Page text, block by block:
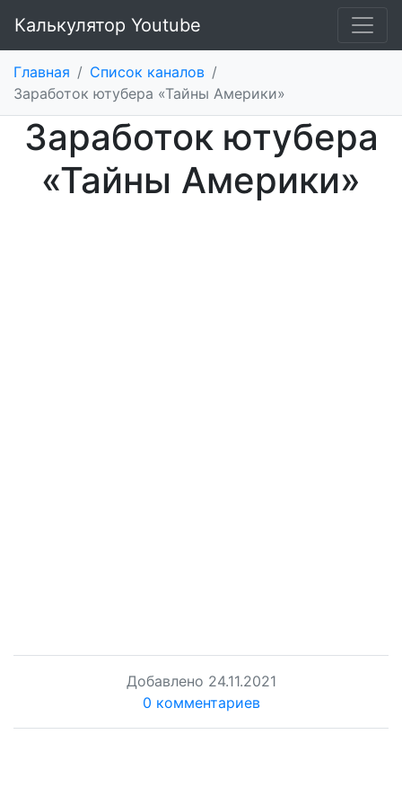
Калькулятор Youtube
Главная / Список каналов /
Заработок ютубера «Тайны Америки»
Заработок ютубера
«Тайны Америки»
Добавлено 24.11.2021
0 комментариев